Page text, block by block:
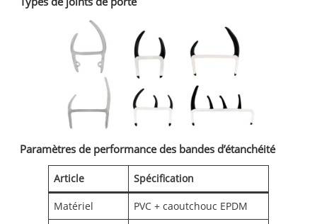
Paramètres de performance des bandes d’étanchéité
Article Spécification
Matériel
PVC + caoutchouc EPDM